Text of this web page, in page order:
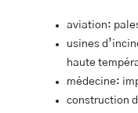
aviation:
usines
haute
médecine:
construction